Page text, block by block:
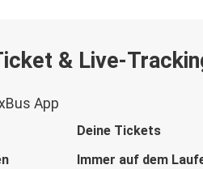
& Live-
App
Deine Tickets
Immer auf dem